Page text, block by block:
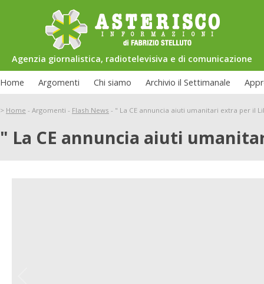
Agenzia giornalistica, radiotelevisiva e di comunicazione
Home Argomenti Chi siamo Archivio il Settimanale
> Home - Argomenti - Flash News - " La CE annuncia aiuti umanitari extra per il
" La CE annuncia aiuti